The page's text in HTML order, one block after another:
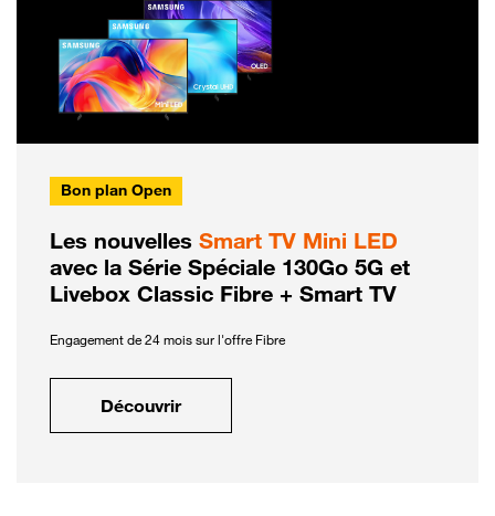
Bon plan Open
Les nouvelles Smart TV Mini LED
avec la Série Spéciale 130Go 5G et
Livebox Classic Fibre + Smart TV
Engagement de 24 mois sur l'offre Fibre
Découvrir